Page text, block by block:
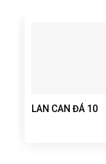
LAN CAN ĐÁ 10